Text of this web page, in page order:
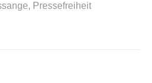
, Pressefreiheit